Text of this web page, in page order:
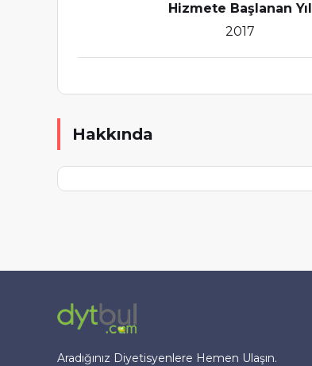
Hizmete Başlanan Yıl
2017
Hakkında
Aradığınız Diyetisyenlere Hemen Ulaşın.